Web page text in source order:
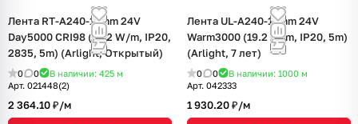
Лента RT-A240-15mm 24V
Day5000 CRI98 (19.2 W/m, IP20,
2835, 5m) (Arlight, Открытый)
0 0 В наличии: 425 м
Арт. 021448(2)
2 364.10 ₽/м
Лента UL-A240-15mm 24V
Warm3000 (19.2 W/m, IP20, 5m)
(Arlight, 7 лет)
0 0 В наличии: 1000 м
Арт. 042333
1 930.20 ₽/м